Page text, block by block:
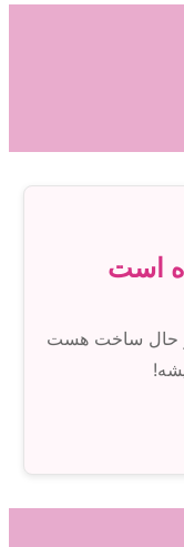
است
در حال ساخت هست